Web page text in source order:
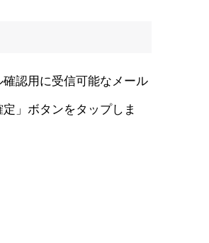
認用に受信可能なメール
」ボタンをタップしま